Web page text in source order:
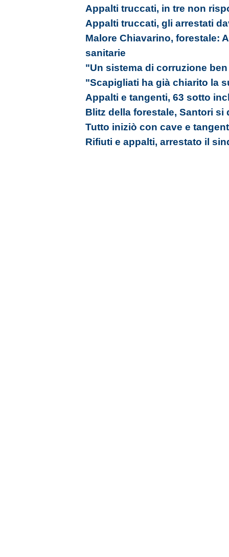
Appalti truccati, in tre non
Appalti truccati, gli arrestati
Malore Chiavarino, forestale:
sanitarie
"Un sistema di corruzione
"Scapigliati ha già chiarito la
Appalti e tangenti, 63 sotto
Blitz della forestale, Santori si
Tutto iniziò con cave e
Rifiuti e appalti, arrestato il